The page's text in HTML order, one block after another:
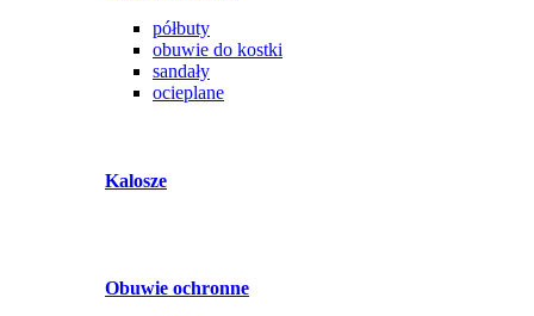
półbuty
obuwie do kostki
sandały
ocieplane
Kalosze
Obuwie ochronne